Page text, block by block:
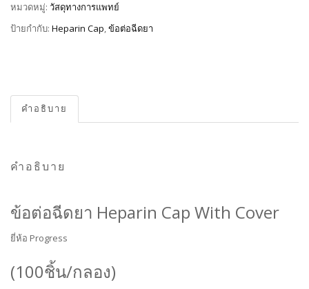
หมวดหมู่: วัสดุทางการแพทย์
ป้ายกำกับ: Heparin Cap,ข้อต่อฉีดยา
คำอธิบาย
คำอธิบาย
ข้อต่อฉีดยา Heparin Cap With Cover
ยี่ห้อ Progress
(100ชิ้น/กลอง)